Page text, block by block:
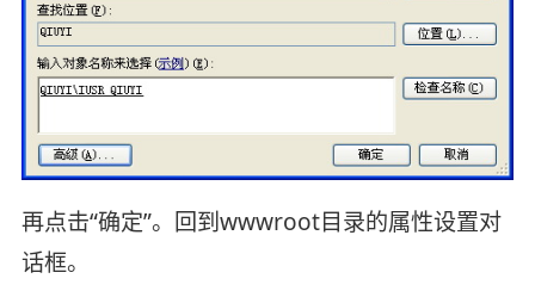
再点击“确定”。回到wwwroot目录的属性设置对
话框。